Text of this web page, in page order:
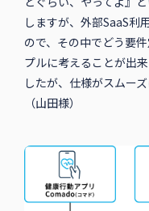
しますが、外部SaaS利
ので、その中でどう要
プルに考えることが出
したが、仕様がスムー
（山田様）